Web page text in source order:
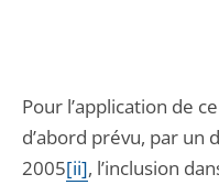
Pour l’application de
d’abord prévu, par un
2005[ii], l’inclusion